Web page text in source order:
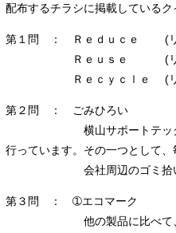
配布するチラシに掲載しているク
第１問 ： Ｒｅｄｕｃｅ (リ
Ｒｅｕｓｅ (リユー
Ｒｅｃｙｃｌｅ (リサイ
第２問 ： ごみひろい
横山サポートテックでは
行っています。その一つとして、
会社周辺のゴミ拾いを全
第３問 ： ➀エコマーク
他の製品に比べて、作る